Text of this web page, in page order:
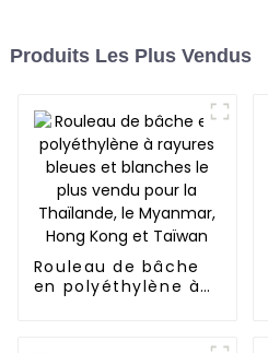
Produits Les Plus Vendus
Rouleau de bâche
en polyéthylène à